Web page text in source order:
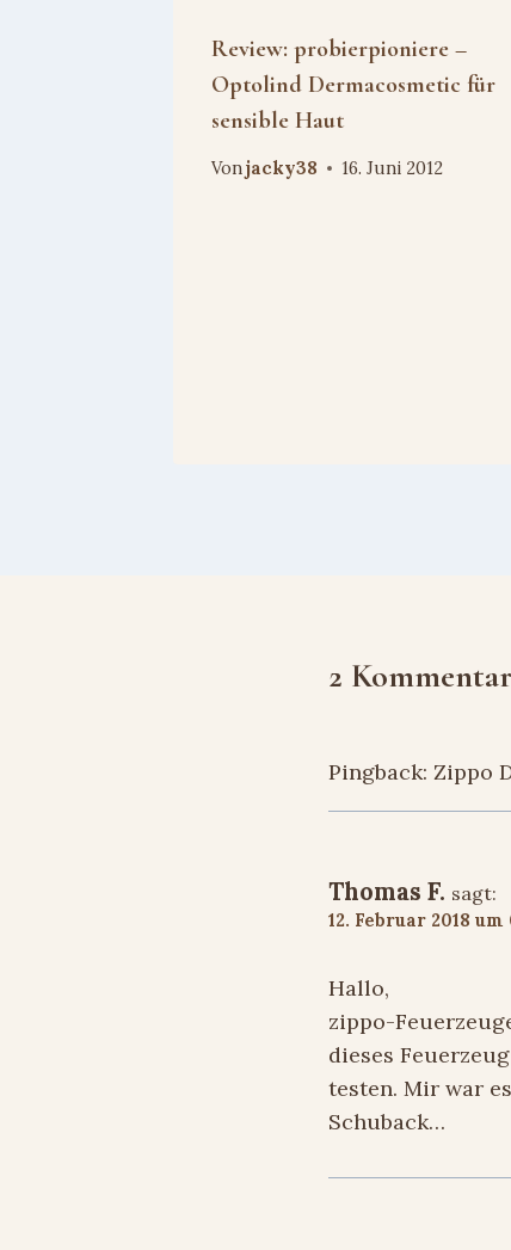
Review: probierpioniere –
Optolind Dermacosmetic für
sensible Haut
Vonjacky38 16. Juni 2012
2
Pingback: Zippo
Thomas F. sagt:
12. Februar 2018
Hallo,
zippo-
dieses
testen. Mir war
Schuback…